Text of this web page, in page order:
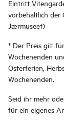
Eintritt
vorbehaltlich der
Jærmuseet)
* Der Preis gilt
Wochenenden
Osterferien,
Wochenenden.
Seid ihr mehr
für ein eigenes